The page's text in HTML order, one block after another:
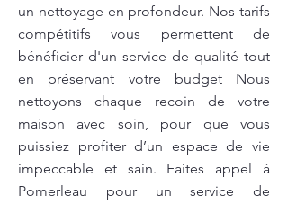
un nettoyage en profondeur. Nos tarifs
compétitifs vous permettent de
bénéficier d'un service de qualité tout
en préservant votre budget Nous
nettoyons chaque recoin de votre
maison avec soin, pour que vous
puissiez profiter d’un espace de vie
impeccable et sain. Faites appel à
Pomerleau pour un service de